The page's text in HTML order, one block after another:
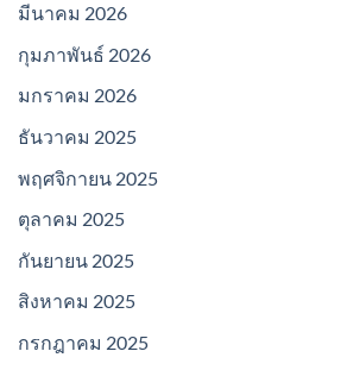
มีนาคม 2026
กุมภาพันธ์ 2026
มกราคม 2026
ธันวาคม 2025
พฤศจิกายน 2025
ตุลาคม 2025
กันยายน 2025
สิงหาคม 2025
กรกฎาคม 2025